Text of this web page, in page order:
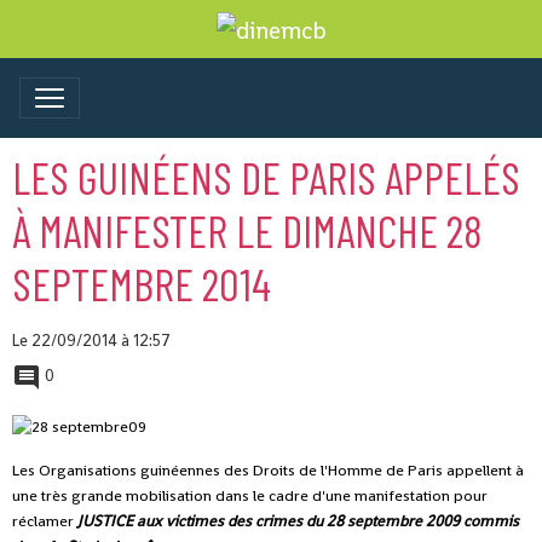
LES GUINÉENS DE PARIS APPELÉS
À MANIFESTER LE DIMANCHE 28
SEPTEMBRE 2014
Le 22/09/2014à 12:57
0
Les Organisations guinéennes des Droits de l'Homme de Paris appellent à
une très grande mobilisation dans le cadre d'une manifestation pour
réclamer JUSTICE aux victimes des crimes du 28 septembre 2009 commis